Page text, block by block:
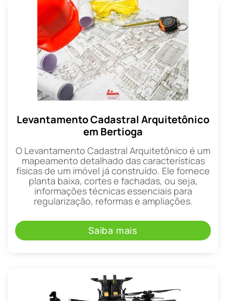
Levantamento Cadastral Arquitetônico
em Bertioga
O Levantamento Cadastral Arquitetônico é um
mapeamento detalhado das características
físicas de um imóvel já construído. Ele fornece
planta baixa, cortes e fachadas, ou seja,
informações técnicas essenciais para
regularização, reformas e ampliações.
Saiba mais